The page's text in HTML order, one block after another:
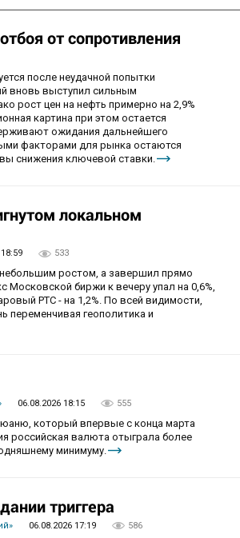
от сопротивления
после неудачной попытки
вновь выступил сильным
рост цен на нефть примерно на 2,9%
картина при этом остается
ожидания дальнейшего
факторами для рынка остаются
снижения ключевой ставки.
локальном
533
ростом, а завершил прямо
биржи к вечеру упал на 0,6%,
РТС - на 1,2%. По всей видимости,
переменчивая геополитика и
06.08.2026 18:15 555
который впервые с конца марта
российская валюта отыграла более
минимуму.
триггера
06.08.2026 17:19 586